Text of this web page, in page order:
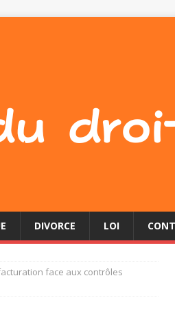
DIVORCE LOI
face aux contrôles